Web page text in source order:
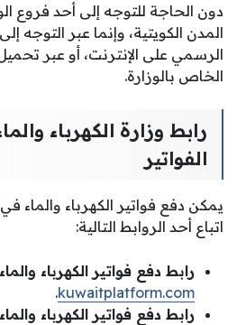
دون الحاجة للتوجه إلى أحد فروع
المدن الكويتية، وإنما عبر التوجه
الخاص بالوزارة.
رابط وزارة الكهرباء
الفواتير
يمكن دفع فواتير الكهرباء والماء
اتباع أحد الروابط التالية:
رابط دفع فواتير الكهرباء
kuwaitplatform.com
.
رابط دفع فواتير الكهرباء